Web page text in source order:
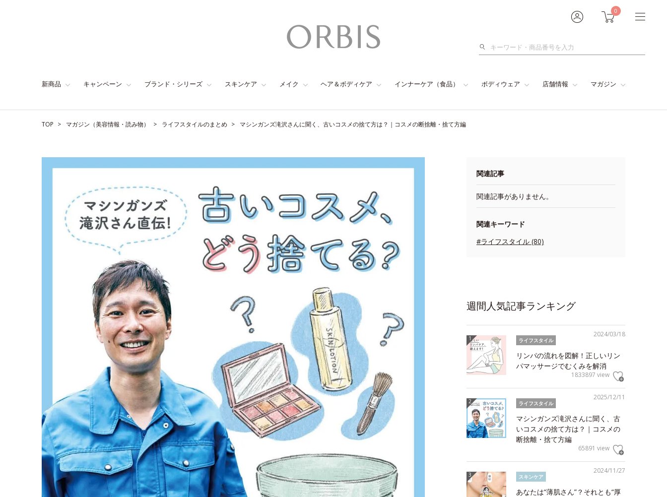
0
検
新商品 キャンペーン ブランド・シリーズ スキンケア メイク ヘア＆ボディケア インナーケア（食品） ボディウェア 店舗情報 マガジン
TOP マガジン（美容情報・読み物） ライフスタイルのまとめ マシンガンズ滝沢さんに聞く、古いコスメの捨て方は？｜コスメの断捨離・捨て方編
関連記事
関連記事がありません。
関連キーワード
#ライフスタイル (80)
週間人気記事ランキング
2024/03/18
ライフスタイル
リンパの流れを図解！正しいリン
パマッサージでむくみを解消
1833897 view
2025/12/11
ライフスタイル
マシンガンズ滝沢さんに聞く、古
いコスメの捨て方は？｜コスメの
断捨離・捨て方編
65891 view
2024/11/27
スキンケア
あなたは“薄肌さん”？それとも“厚